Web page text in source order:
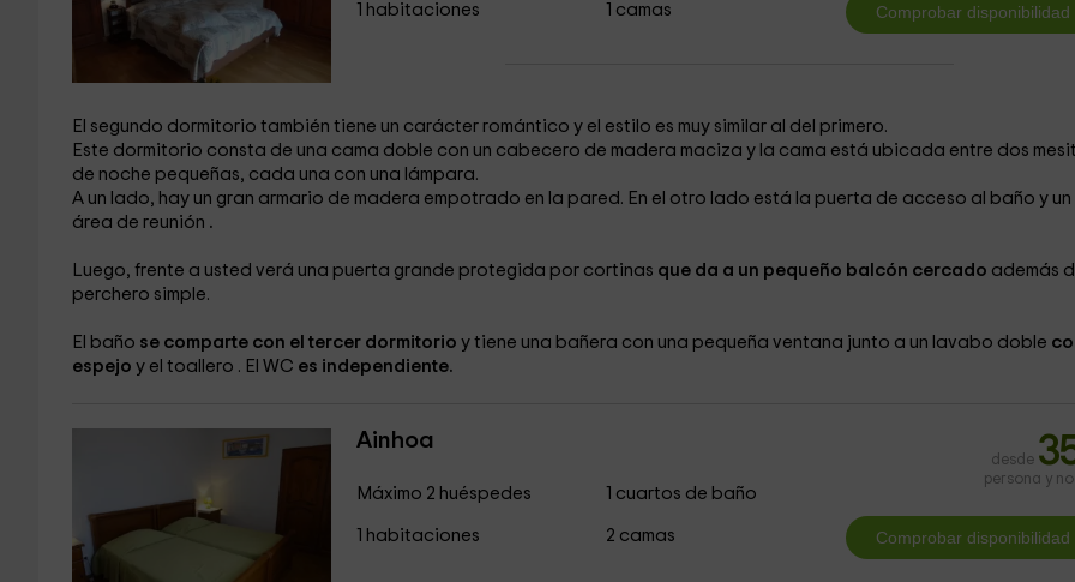
1 habitaciones 1 camas
El segundo dormitorio también tiene un carácter romántico y el estilo es muy similar al del primero.
Este dormitorio consta de una cama doble con un cabecero de madera maciza y la cama está ubicada entre dos
de noche pequeñas, cada una con una lámpara.
A un lado, hay un gran armario de madera empotrado en la pared. En el otro lado está la puerta de acceso al baño y un
área de reunión .
Luego, frente a usted verá una puerta grande protegida por cortinas que da a un pequeño balcón cercado además
perchero simple.
El baño se comparte con el tercer dormitorio y tiene una bañera con una pequeña ventana junto a un lavabo doble
espejo y el toallero . El WC es independiente.
Ainhoa
Máximo 2 huéspedes
1 habitaciones
1 cuartos de baño
2 camas
desde
persona y